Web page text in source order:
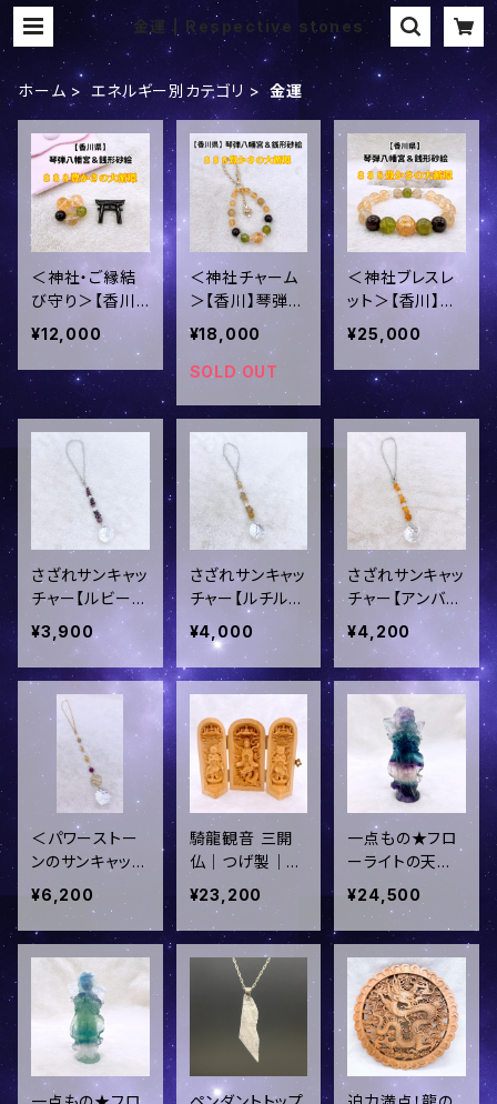
金運 | Respective stones
ホーム エネルギー別カテゴリ 金運
＜神社・ご縁結
び守り＞【香川】
琴弾八幡宮＆寛
永通宝★８８８
豊かさの大循環
★／jin-12
¥12,000
＜神社チャーム
＞【香川】琴弾八
幡宮＆寛永通宝
★８８８豊かさの
大循環★／jin-1
¥18,000
SOLD OUT
＜神社ブレスレ
ット＞【香川】琴
弾八幡宮＆寛永
通宝★８８８豊
かさの大循環★
／jin-10
¥25,000
さざれサンキャッ
チャー【ルビー】
ショートタイプ♪
車や小窓、デス
ク周りに／sun-
¥3,900
さざれサンキャッ
チャー【ルチルク
ォーツ】ショート
タイプ♪車や小
窓、デスク周りに
／sun-38
¥4,000
さざれサンキャッ
チャー【アンバ
ー】ショートタイ
プ♪車や小窓、
デスク周りに／s
un-32
¥4,200
＜パワーストー
ンのサンキャッチ
ャー＞【金運アッ
プ＆商売繁盛】
／sun-6
¥6,200
騎龍観音 三開
仏｜つげ製｜厨
子入り木彫り仏
像／oki-171
¥23,200
一点もの★フロ
ーライトの天使
さん(パープル＆
グリーン)｜癒
し・集中・ひらめ
き／oki-169
¥24,500